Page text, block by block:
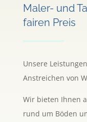
Maler- und
fairen Preis
Unsere
Anstreichen von
Wir bieten Ihnen
rund um Böden